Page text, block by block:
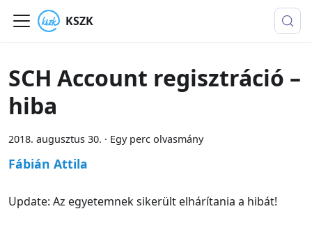
KSZK
SCH Account regisztráció –
hiba
2018. augusztus 30. · Egy perc olvasmány
Fábián Attila
Update: Az egyetemnek sikerült elhárítania a hibát!